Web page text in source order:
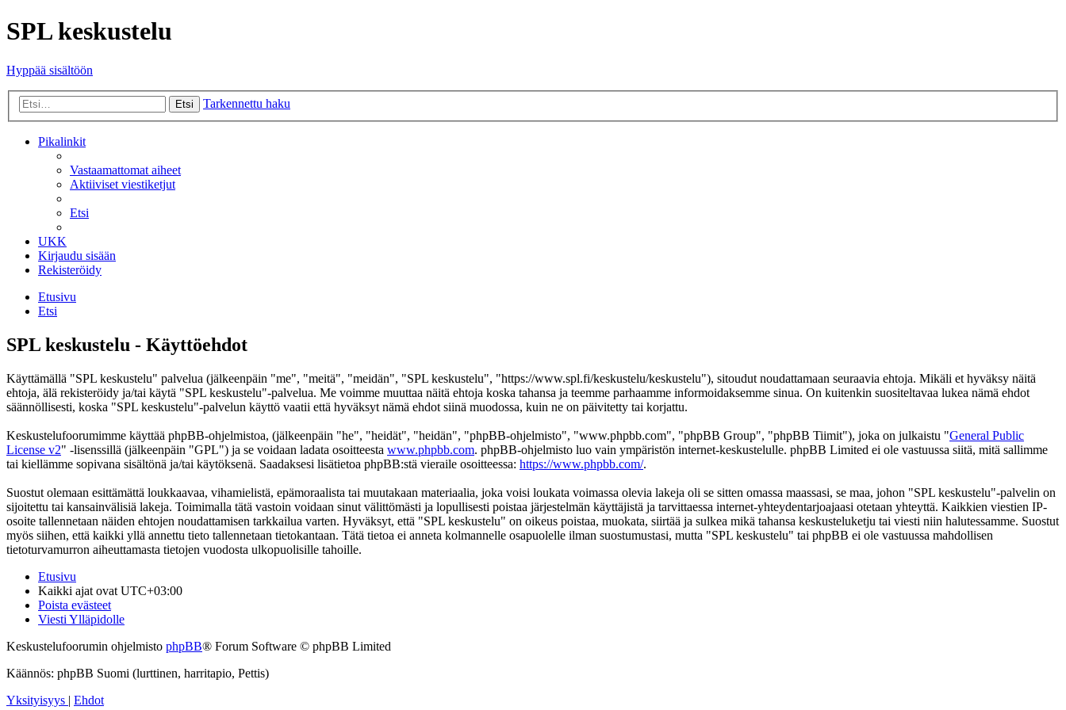
SPL keskustelu
Hyppää sisältöön
Etsi Tarkennettu haku
Pikalinkit
Vastaamattomat aiheet
Aktiiviset viestiketjut
Etsi
UKK
Kirjaudu sisään
Rekisteröidy
Etusivu
Etsi
SPL keskustelu - Käyttöehdot
Käyttämällä "SPL keskustelu" palvelua (jälkeenpäin "me", "meitä", "meidän", "SPL keskustelu", "https://www.spl.fi/keskustelu/keskustelu"), sitoudut noudattamaan seuraavia ehtoja. Mikäli et hyväksy näitä
ehtoja, älä rekisteröidy ja/tai käytä "SPL keskustelu"-palvelua. Me voimme muuttaa näitä ehtoja koska tahansa ja teemme parhaamme informoidaksemme sinua. On kuitenkin suositeltavaa lukea nämä ehdot
säännöllisesti, koska "SPL keskustelu"-palvelun käyttö vaatii että hyväksyt nämä ehdot siinä muodossa, kuin ne on päivitetty tai korjattu.
Keskustelufoorumimme käyttää phpBB-ohjelmistoa, (jälkeenpäin "he", "heidät", "heidän", "phpBB-ohjelmisto", "www.phpbb.com", "phpBB Group", "phpBB Tiimit"), joka on julkaistu "General Public
License v2" -lisenssillä (jälkeenpäin "GPL") ja se voidaan ladata osoitteesta www.phpbb.com. phpBB-ohjelmisto luo vain ympäristön internet-keskustelulle. phpBB Limited ei ole vastuussa siitä, mitä sallimme
tai kiellämme sopivana sisältönä ja/tai käytöksenä. Saadaksesi lisätietoa phpBB:stä vieraile osoitteessa: https://www.phpbb.com/.
Suostut olemaan esittämättä loukkaavaa, vihamielistä, epämoraalista tai muutakaan materiaalia, joka voisi loukata voimassa olevia lakeja oli se sitten omassa maassasi, se maa, johon "SPL keskustelu"-palvelin on
sijoitettu tai kansainvälisiä lakeja. Toimimalla tätä vastoin voidaan sinut välittömästi ja lopullisesti poistaa järjestelmän käyttäjistä ja tarvittaessa internet-yhteydentarjoajaasi otetaan yhteyttä. Kaikkien viestien IP-
osoite tallennetaan näiden ehtojen noudattamisen tarkkailua varten. Hyväksyt, että "SPL keskustelu" on oikeus poistaa, muokata, siirtää ja sulkea mikä tahansa keskusteluketju tai viesti niin halutessamme. Suostut
myös siihen, että kaikki yllä annettu tieto tallennetaan tietokantaan. Tätä tietoa ei anneta kolmannelle osapuolelle ilman suostumustasi, mutta "SPL keskustelu" tai phpBB ei ole vastuussa mahdollisen
tietoturvamurron aiheuttamasta tietojen vuodosta ulkopuolisille tahoille.
Etusivu
Kaikki ajat ovat UTC+03:00
Poista evästeet
Viesti Ylläpidolle
Keskustelufoorumin ohjelmisto phpBB® Forum Software © phpBB Limited
Käännös: phpBB Suomi (lurttinen, harritapio, Pettis)
Yksityisyys | Ehdot